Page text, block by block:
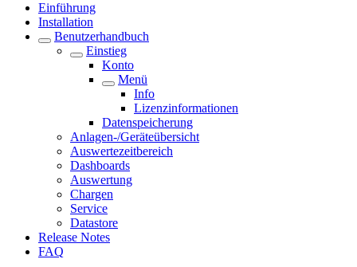
Einführung
Installation
Benutzerhandbuch
Einstieg
Konto
Menü
Info
Lizenzinformationen
Datenspeicherung
Anlagen-/Geräteübersicht
Auswertezeitbereich
Dashboards
Auswertung
Chargen
Service
Datastore
Release Notes
FAQ